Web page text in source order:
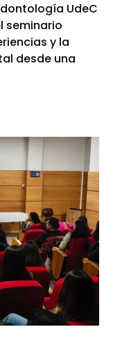
UdeC
seminario
y la
desde una